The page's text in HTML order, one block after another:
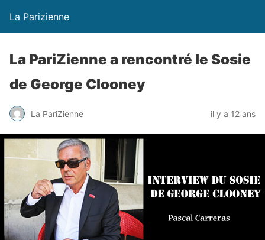
La Parizienne
La PariZienne a rencontré le Sosie
de George Clooney
La PariZienne il y a 12 ans